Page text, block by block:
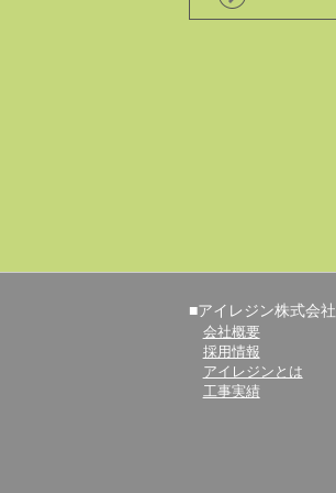
■アイレジン株式会社
会社概要
採用情報
アイレジンとは
工事実績